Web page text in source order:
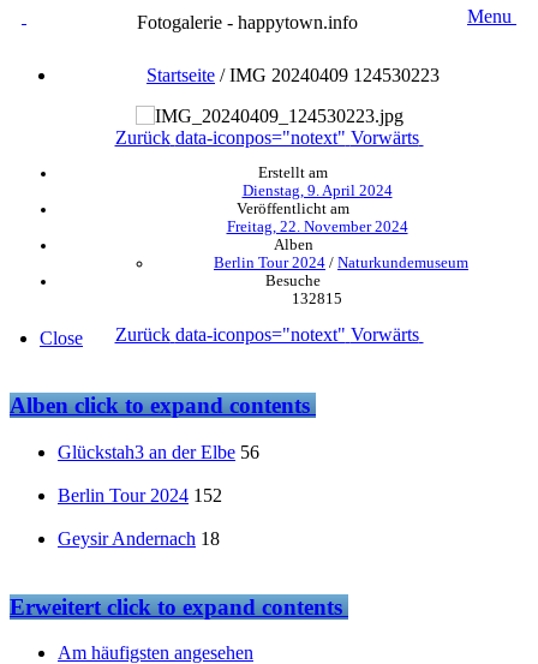
Fotogalerie - happytown.info Menu
Startseite /IMG 20240409 124530223
Zurück data-iconpos="notext" Vorwärts
Erstellt am
Dienstag, 9. April 2024
Veröffentlicht am
Freitag, 22. November 2024
Alben
Berlin Tour 2024 / Naturkundemuseum
Besuche
132815
Zurück data-iconpos="notext" Vorwärts
Close
Albenclick to expand contents
Glückstah3 an der Elbe 56
Berlin Tour 2024 152
Geysir Andernach 18
Erweitertclick to expand contents
Am häufigsten angesehen